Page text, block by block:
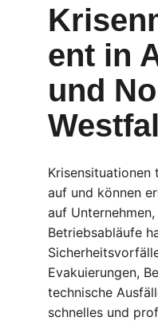
ent in
und
auf und können
auf
Betriebsabläufe
Evakuierungen,
technische
schnelles und